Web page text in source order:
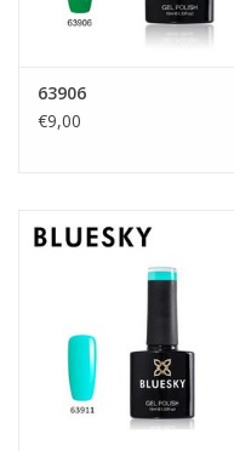
63906
€9,00